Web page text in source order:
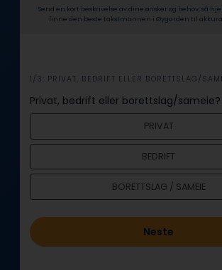
Send en kort beskrivelse av dine ønsker og behov, så
finne den beste takstmannen i Øygarden til
i
n
n
o
d
1/3: PRIVAT, BEDRIFT ELLER BORETTSLAG/
Privat, bedrift eller borettslag/sameie?
PRIVAT
BEDRIFT
BORETTSLAG / SAMEIE
Neste